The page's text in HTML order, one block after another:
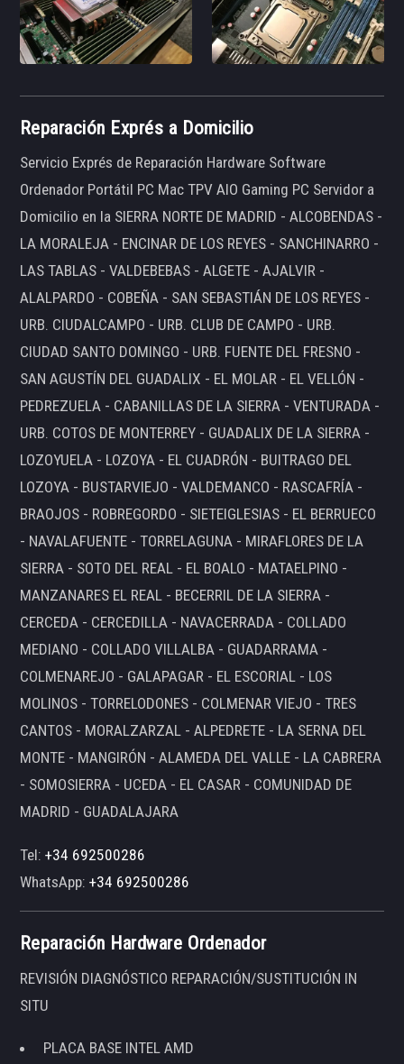
Reparación Exprés a Domicilio
Servicio Exprés de Reparación Hardware Software
Ordenador Portátil PC Mac TPV AIO Gaming PC Servidor a
Domicilio en la SIERRA NORTE DE MADRID - ALCOBENDAS -
LA MORALEJA - ENCINAR DE LOS REYES - SANCHINARRO -
LAS TABLAS - VALDEBEBAS - ALGETE - AJALVIR -
ALALPARDO - COBEÑA - SAN SEBASTIÁN DE LOS REYES -
URB. CIUDALCAMPO - URB. CLUB DE CAMPO - URB.
CIUDAD SANTO DOMINGO - URB. FUENTE DEL FRESNO -
SAN AGUSTÍN DEL GUADALIX - EL MOLAR - EL VELLÓN -
PEDREZUELA - CABANILLAS DE LA SIERRA - VENTURADA -
URB. COTOS DE MONTERREY - GUADALIX DE LA SIERRA -
LOZOYUELA - LOZOYA - EL CUADRÓN - BUITRAGO DEL
LOZOYA - BUSTARVIEJO - VALDEMANCO - RASCAFRÍA -
BRAOJOS - ROBREGORDO - SIETEIGLESIAS - EL BERRUECO
- NAVALAFUENTE - TORRELAGUNA - MIRAFLORES DE LA
SIERRA - SOTO DEL REAL - EL BOALO - MATAELPINO -
MANZANARES EL REAL - BECERRIL DE LA SIERRA -
CERCEDA - CERCEDILLA - NAVACERRADA - COLLADO
MEDIANO - COLLADO VILLALBA - GUADARRAMA -
COLMENAREJO - GALAPAGAR - EL ESCORIAL - LOS
MOLINOS - TORRELODONES - COLMENAR VIEJO - TRES
CANTOS - MORALZARZAL - ALPEDRETE - LA SERNA DEL
MONTE - MANGIRÓN - ALAMEDA DEL VALLE - LA CABRERA
- SOMOSIERRA - UCEDA - EL CASAR - COMUNIDAD DE
MADRID - GUADALAJARA
Tel:+34 692500286
WhatsApp:+34 692500286
Reparación Hardware Ordenador
REVISIÓN DIAGNÓSTICO REPARACIÓN/SUSTITUCIÓN IN
SITU
PLACA BASE INTEL AMD